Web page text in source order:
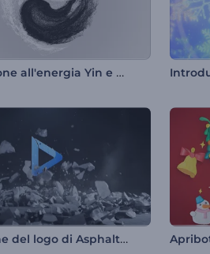
Introduzione all'energia Yin e Yang
Rivelazione del logo di Asphalt Destruction